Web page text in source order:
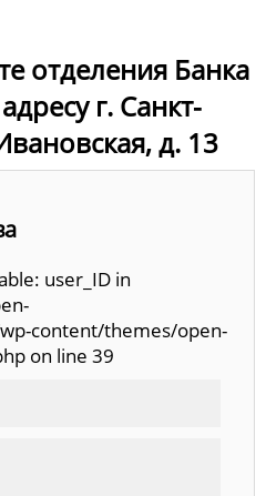
отделения Банка
г. Санкт-
д. 13
user_ID in
content/themes/open-
on line 39